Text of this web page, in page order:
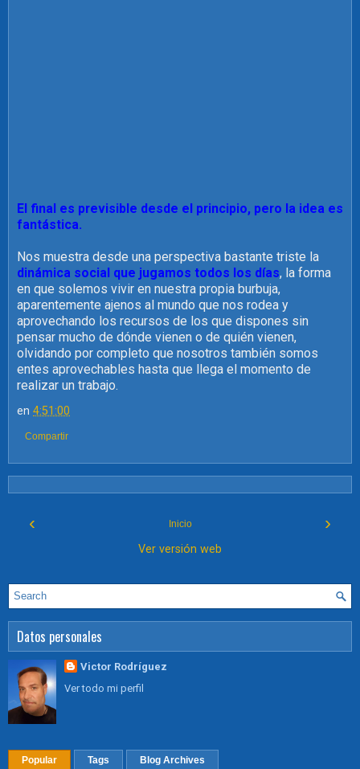
El final es previsible desde el principio, pero la idea es
fantástica.
Nos muestra desde una perspectiva bastante triste la
dinámica social que jugamos todos los días, la forma
en que solemos vivir en nuestra propia burbuja,
aparentemente ajenos al mundo que nos rodea y
aprovechando los recursos de los que dispones sin
pensar mucho de dónde vienen o de quién vienen,
olvidando por completo que nosotros también somos
entes aprovechables hasta que llega el momento de
realizar un trabajo.
en 4:51:00
Compartir
‹ ›
Inicio
Ver versión web
Datos personales
Victor Rodríguez
Ver todo mi perfil
Popular Tags Blog Archives